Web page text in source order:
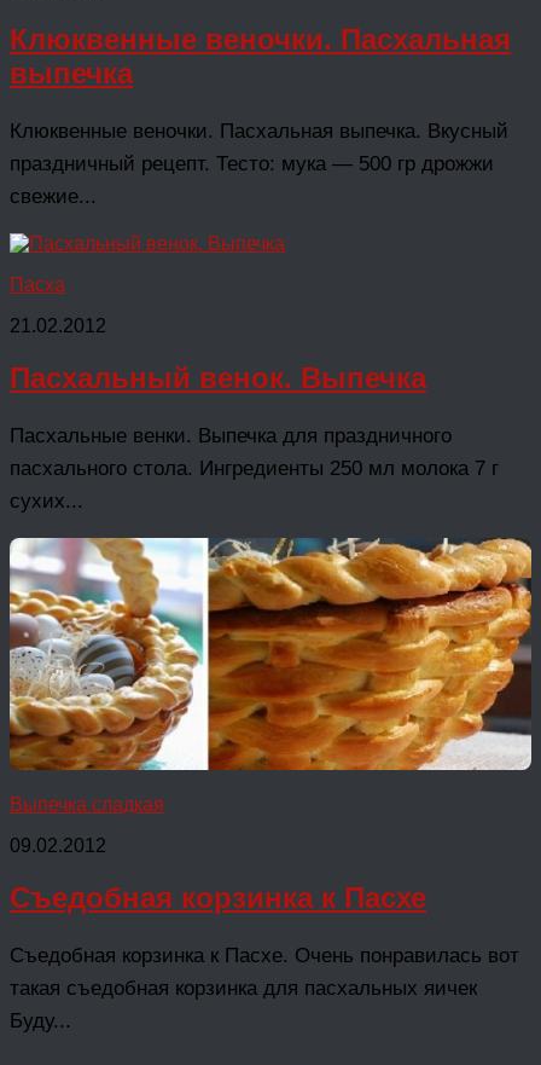
Клюквенные веночки. Пасхальная
выпечка
Клюквенные веночки. Пасхальная выпечка. Вкусный
праздничный рецепт. Тесто: мука — 500 гр дрожжи
свежие...
Пасха
21.02.2012
Пасхальный венок. Выпечка
Пасхальные венки. Выпечка для праздничного
пасхального стола. Ингредиенты 250 мл молока 7 г
сухих...
Выпечка сладкая
09.02.2012
Съедобная корзинка к Пасхе
Съедобная корзинка к Пасхе. Очень понравилась вот
такая съедобная корзинка для пасхальных яичек
Буду...